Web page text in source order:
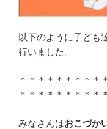
以下のように子ども
行いました。
＊＊＊＊＊＊＊＊＊
＊＊＊＊＊＊＊＊＊
みなさんはおこづか